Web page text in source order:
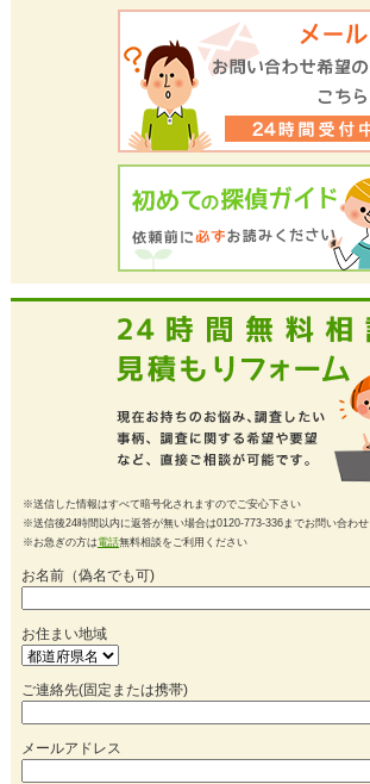
※送信した情報はすべて暗号化されますのでご安心下さい
※送信後24時間以内に返答が無い場合は0120-773-336までお問い合わ
※お急ぎの方は 電話無料相談をご利用ください
お名前（偽名でも可)
お住まい地域
ご連絡先(固定または携帯)
メールアドレス